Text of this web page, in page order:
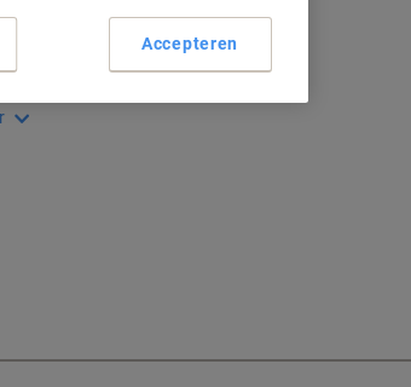
op bijna elke ondergrond
Accepteren